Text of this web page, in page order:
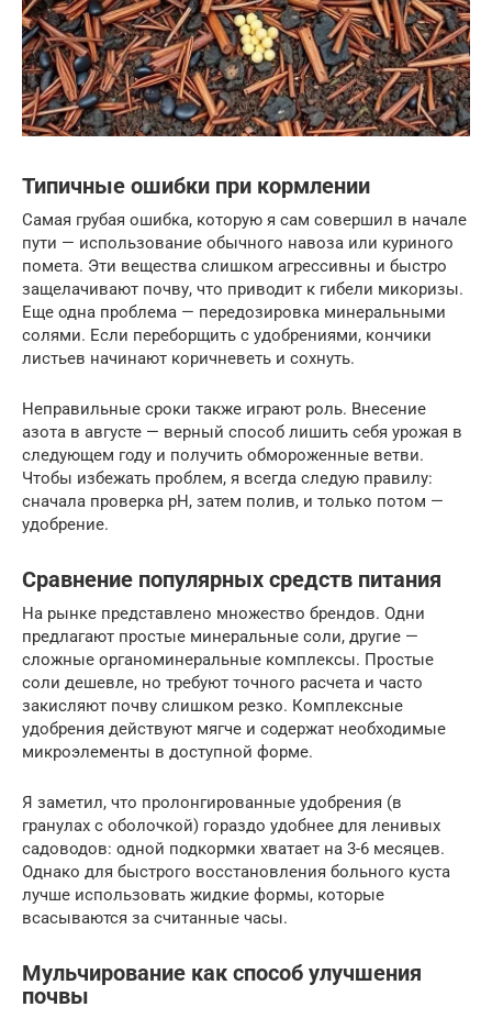
Типичные ошибки при кормлении
Самая грубая ошибка, которую я сам совершил в начале
пути — использование обычного навоза или куриного
помета. Эти вещества слишком агрессивны и быстро
защелачивают почву, что приводит к гибели микоризы.
Еще одна проблема — передозировка минеральными
солями. Если переборщить с удобрениями, кончики
листьев начинают коричневеть и сохнуть.
Неправильные сроки также играют роль. Внесение
азота в августе — верный способ лишить себя урожая в
следующем году и получить обмороженные ветви.
Чтобы избежать проблем, я всегда следую правилу:
сначала проверка pH, затем полив, и только потом —
удобрение.
Сравнение популярных средств питания
На рынке представлено множество брендов. Одни
предлагают простые минеральные соли, другие —
сложные органоминеральные комплексы. Простые
соли дешевле, но требуют точного расчета и часто
закисляют почву слишком резко. Комплексные
удобрения действуют мягче и содержат необходимые
микроэлементы в доступной форме.
Я заметил, что пролонгированные удобрения (в
гранулах с оболочкой) гораздо удобнее для ленивых
садоводов: одной подкормки хватает на 3-6 месяцев.
Однако для быстрого восстановления больного куста
лучше использовать жидкие формы, которые
всасываются за считанные часы.
Мульчирование как способ улучшения
почвы